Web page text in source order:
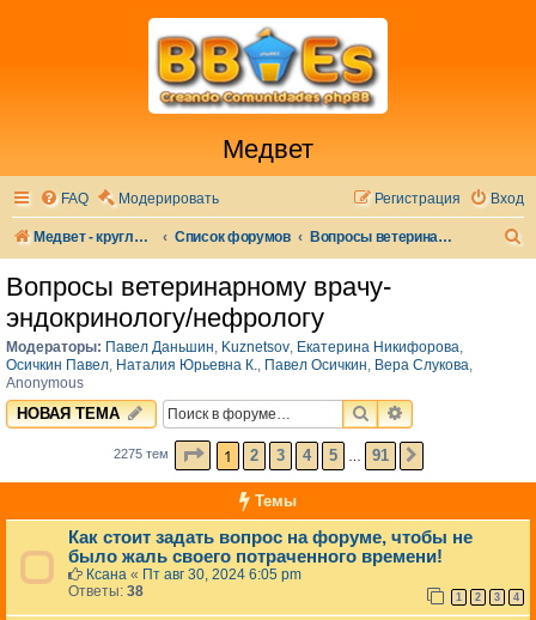
Медвет
FAQ Модерировать Вход
Регистрация
Медвет - круглосуточная ветеринарная клиника в Москве Список форумов Вопросы ветеринарному врачу-эндокринологу/нефрологу
Вопросы ветеринарному врачу-
эндокринологу/нефрологу
Модераторы: Павел Даньшин, Kuznetsov, Екатерина Никифорова,
Осичкин Павел, Наталия Юрьевна К., Павел Осичкин, Вера Слукова,
Anonymous
НОВАЯ ТЕМА ПОИСКРАСШИРЕННЫЙ
2275 тем СТРАНИЦА ИЗ91
1 2 3 4 5 91
Темы
Как стоит задать вопрос на форуме, чтобы не
было жаль своего потраченного времени!
Ксана « Пт авг 30, 2024 6:05 pm
Ответы: 38 1 2 3 4